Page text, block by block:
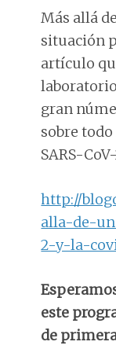
Más allá
situación
artículo
gran
sobre
SARS-
http://
alla-de-
2-y-la-
este
de